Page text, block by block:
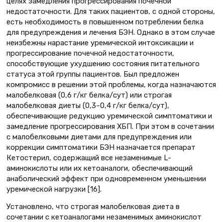
недостаточности. Для таких пациентов, с одной стороны,
есть необходимость в повышенном потреблении белка
для предупреждения и лечения БЭН. Однако в этом случае
неизбежны нарастание уремической интоксикации и
прогрессирование почечной недостаточности,
способствующие ухудшению состояния питательного
статуса этой группы пациентов. Был предложен
компромисс в решении этой проблемы, когда назначаются
малобелковая (0,6 г/кг белка/сут) или строгая
малобелковая диеты (0,3–0,4 г/кг белка/сут),
обеспечивающие редукцию уремической симптоматики и
замедление прогрессирования ХБП. При этом в сочетании
с малобелковыми диетами для предупреждения или
коррекции симптоматики БЭН назначается препарат
Кетостерил, содержащий все незаменимые L-
аминокислоты или их кетоаналоги, обеспечивающий
анаболический эффект при одновременном уменьшении
уремической нагрузки [16].
Установлено, что строгая малобелковая диета в
сочетании с кетоаналогами незаменимых аминокислот